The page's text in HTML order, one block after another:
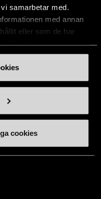
samarbetar med.
med annan
eller som de har
cookies